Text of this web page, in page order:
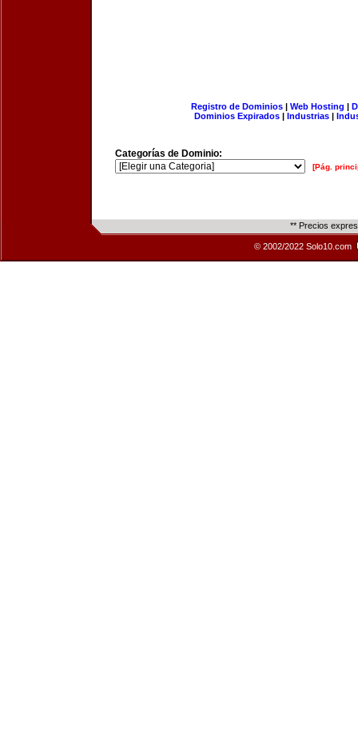
Registro de Dominios| Web Hosting |
Dominios Expirados | Industrias |
Categorías de Dominio:
[Pág.
** Precios
© 2002/2022 Solo10.com